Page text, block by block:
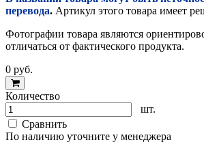
перевода. Артикул этого товара имеет
Фотографии товара являются
отличаться от фактического продукта.
0 руб.
Количество
шт.
Cравнить
По наличию уточните у менеджера